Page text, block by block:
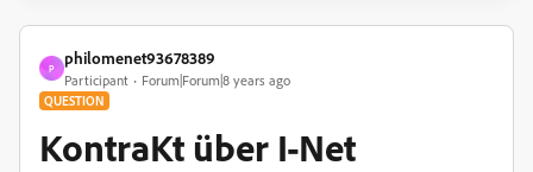
P
philomenet93678389
Participant Forum|Forum|8 years ago
QUESTION
KontraKt über I-Net